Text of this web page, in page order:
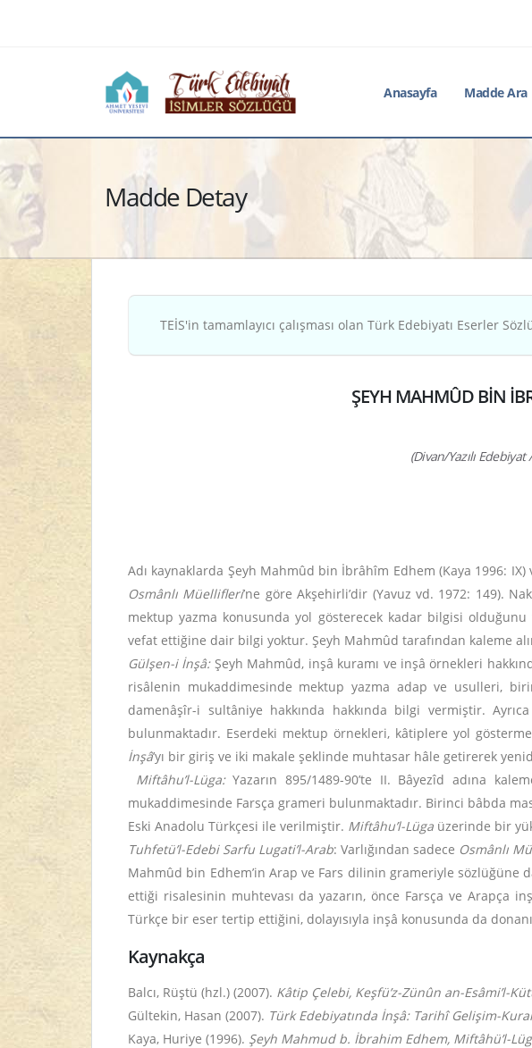
Anasayfa Madde Ara
Madde Detay
TEİS'in tamamlayıcı çalışması olan Türk Edebiyatı Eserler
ŞEYH MAHMÛD BİN
(Divan/Yazılı
Adı kaynaklarda Şeyh Mahmûd bin İbrâhîm Edhem (Kaya 1996:
Osmânlı Müellifleri’ne göre Akşehirli’dir (Yavuz vd. 1972: 149).
mektup yazma konusunda yol gösterecek kadar bilgisi
vefat ettiğine dair bilgi yoktur. Şeyh Mahmûd tarafından kaleme
Gülşen-i İnşâ:Şeyh Mahmûd, inşâ kuramı ve inşâ örnekleri
risâlenin mukaddimesinde mektup yazma adap ve usulleri,
damenâşîr-i sultâniye hakkında hakkında bilgi vermiştir.
bulunmaktadır. Eserdeki mektup örnekleri, kâtiplere yol
İnşâ’yı bir giriş ve iki makale şeklinde muhtasar hâle getirerek
Miftâhu’l-Lüga:Yazarın 895/1489-90’te II. Bâyezîd adına
mukaddimesinde Farsça grameri bulunmaktadır. Birinci bâbda
Eski Anadolu Türkçesi ile verilmiştir. Miftâhu’l-Lüga üzerinde bir
Tuhfetü’l-Edebi Sarfu Lugati’l-Arab: Varlığından sadece Osmânlı
Mahmûd bin Edhem’in Arap ve Fars dilinin grameriyle
ettiği risalesinin muhtevası da yazarın, önce Farsça ve Arapça
Türkçe bir eser tertip ettiğini, dolayısıyla inşâ konusunda da
Kaynakça
Balcı, Rüştü (hzl.) (2007). Kâtip Çelebi, Keşfü’z-Zünûn an-Esâmi’l-
Gültekin, Hasan (2007). Türk Edebiyatında İnşâ: Tarihî Gelişim-
Kaya, Huriye (1996). Şeyh Mahmud b. İbrahim Edhem, Miftâhü’l-